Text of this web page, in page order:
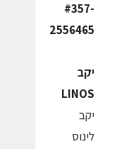
#357-
2556465
יקב
LINOS
יקב
לינוס